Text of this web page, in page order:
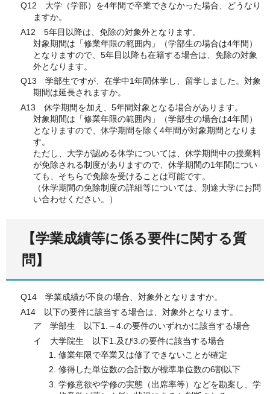
Q12 大学（学部）を4年間で卒業できなかった場合、どうなり
ますか。
A12 5年目以降は、免除の対象外となります。
対象期間は「修業年限の範囲内」（学部生の場合は4年間）
となりますので、5年目以降も在籍する場合は、免除の対象
外となります。
Q13 学部生ですが、在学中1年間休学し、留学しました。対象
期間は延長されますか。
A13 休学期間を加え、5年間対象となる場合があります。
対象期間は「修業年限の範囲内」（学部生の場合は4年間）
となりますので、休学期間を除く4年間が対象期間となりま
す。
ただし、大学が認める休学については、休学期間中の授業料
が免除される制度がありますので、休学期間の1年間につい
ても、そちらで免除を受けることは可能です。
（休学期間の免除制度の詳細等については、別途大学にお問
い合わせください。）
【学業成績等に係る要件に関する質
問】
Q14 学業成績が不良の場合、対象外となりますか。
A14 以下の要件に該当する場合は、対象外となります。
ア 学部生 以下1.～4.の要件のいずれかに該当する場合
イ 大学院生 以下1.及び3.の要件に該当する場合
修業年限で卒業又は修了できないことが確定
修得した単位数の合計数が標準単位数の6割以下
学修意欲や学修の実態（出席率等）などを勘案し、学